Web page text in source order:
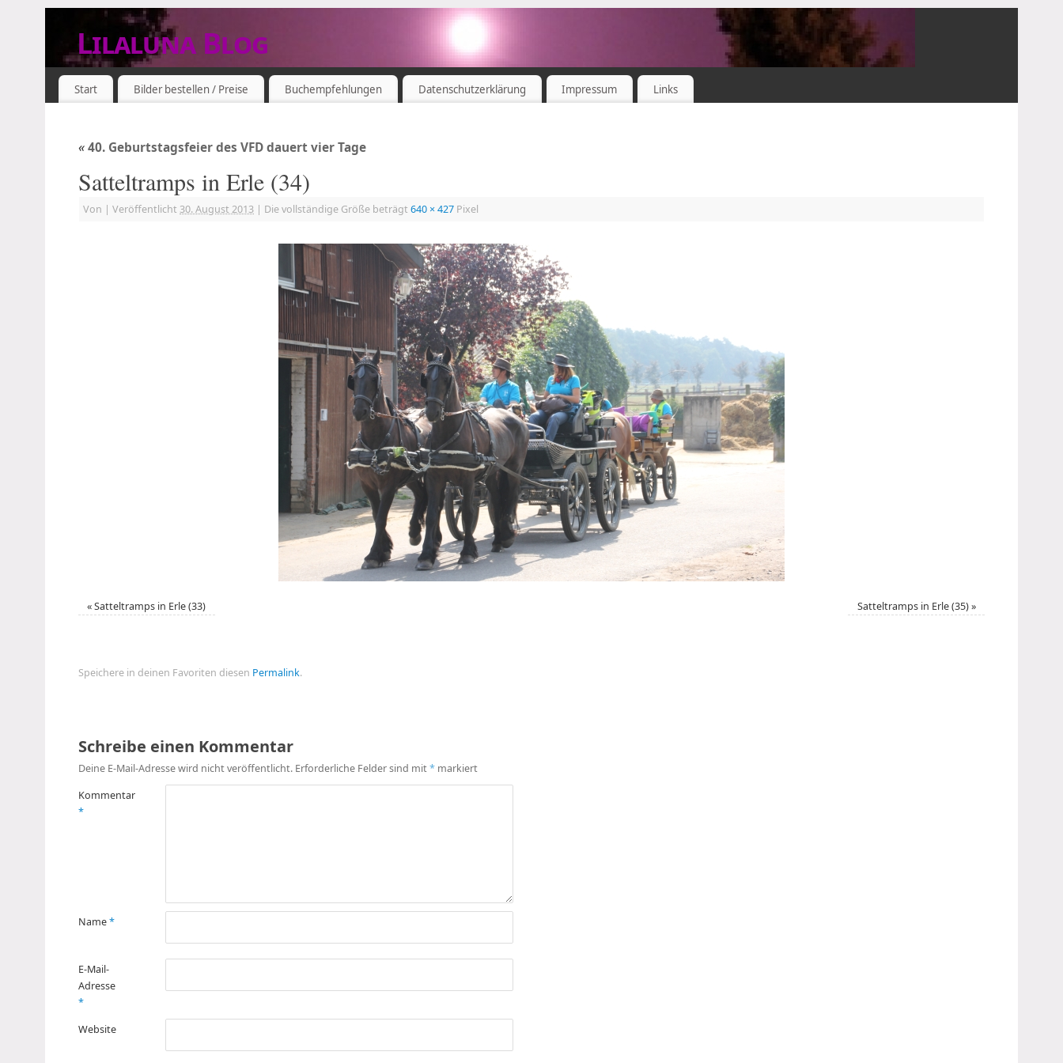
Lilaluna Blog
DAS JETZT IST SCHON VERGANGENHEIT
Start Bilder bestellen / Preise Buchempfehlungen Datenschutzerklärung Impressum Links
«40. Geburtstagsfeier des VFD dauert vier Tage
Satteltramps in Erle (34)
Von | Veröffentlicht 30. August 2013 | Die vollständige Größe beträgt 640 × 427 Pixel
«Satteltramps in Erle (33) Satteltramps in Erle (35)»
Speichere in deinen Favoriten diesen Permalink.
Schreibe einen Kommentar
Deine E-Mail-Adresse wird nicht veröffentlicht. Erforderliche Felder sind mit* markiert
Kommentar
*
Name*
E-Mail-
Adresse
*
Website